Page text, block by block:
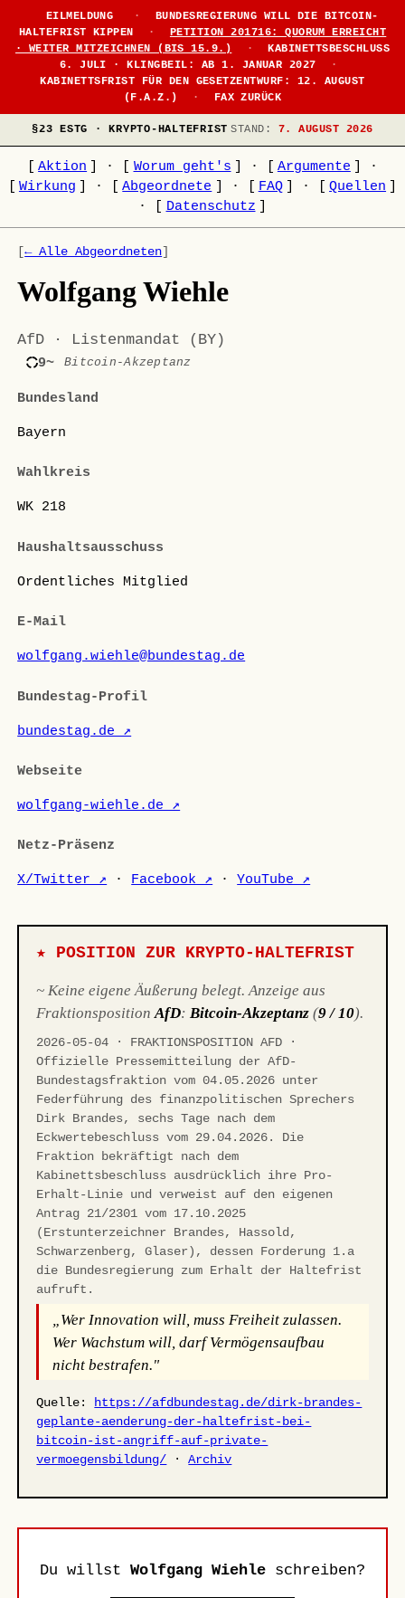
EILMELDUNG ·
BUNDESREGIERUNG WILL DIE BITCOIN-
HALTEFRIST KIPPEN
·
PETITION 201716: QUORUM ERREICHT
· WEITER MITZEICHNEN (BIS 15.9.)
·
KABINETTSBESCHLUSS
6. JULI · KLINGBEIL: AB 1. JANUAR 2027
·
KABINETTSFRIST FÜR DEN GESETZENTWURF: 12. AUGUST
(F.A.Z.)
· FAX ZURÜCK
§23 ESTG · KRYPTO-HALTEFRIST STAND: 7. AUGUST 2026
Aktion · Worum geht's · Argumente
·
Wirkung · Abgeordnete · FAQ · Quellen
·
Datenschutz
[← Alle Abgeordneten]
Wolfgang Wiehle
AfD · Listenmandat (BY)
9~ Bitcoin-Akzeptanz
Bundesland
Bayern
Wahlkreis
WK 218
Haushaltsausschuss
Ordentliches Mitglied
E-Mail
wolfgang.wiehle@bundestag.de
Bundestag-Profil
bundestag.de ↗
Webseite
wolfgang-wiehle.de ↗
Netz-Präsenz
X/Twitter ↗ · Facebook ↗ ·YouTube ↗
★ POSITION ZUR KRYPTO-HALTEFRIST
~ Keine eigene Äußerung belegt. Anzeige aus
FraktionspositionAfD:Bitcoin-Akzeptanz (9 / 10).
2026-05-04 · FRAKTIONSPOSITION AFD ·
Offizielle Pressemitteilung der AfD-
Bundestagsfraktion vom 04.05.2026 unter
Federführung des finanzpolitischen Sprechers
Dirk Brandes, sechs Tage nach dem
Eckwertebeschluss vom 29.04.2026. Die
Fraktion bekräftigt nach dem
Kabinettsbeschluss ausdrücklich ihre Pro-
Erhalt-Linie und verweist auf den eigenen
Antrag 21/2301 vom 17.10.2025
(Erstunterzeichner Brandes, Hassold,
Schwarzenberg, Glaser), dessen Forderung 1.a
die Bundesregierung zum Erhalt der Haltefrist
aufruft.
„Wer Innovation will, muss Freiheit zulassen.
Wer Wachstum will, darf Vermögensaufbau
nicht bestrafen."
Quelle:
https://afdbundestag.de/dirk-brandes-
geplante-aenderung-der-haltefrist-bei-
bitcoin-ist-angriff-auf-private-
vermoegensbildung/ ·Archiv
Du willst Wolfgang Wiehle schreiben?